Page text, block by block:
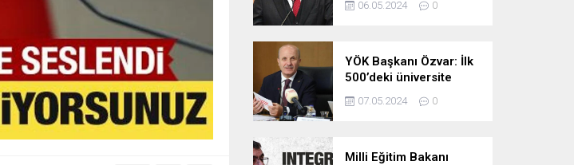
06.05.2024 0
YÖK Başkanı Özvar: İlk
500’deki üniversite
sayımızı 10’a çıkarmayı
hedefliyoruz
07.05.2024 0
Milli Eğitim Bakanı